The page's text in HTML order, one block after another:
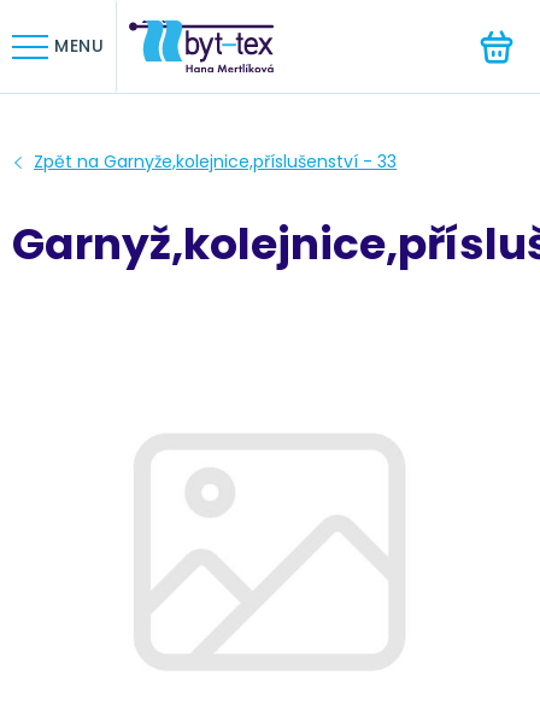
MENU